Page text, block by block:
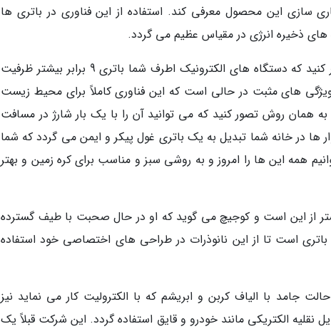
سازی این محصول معرفی کند. استفاده از این فناوری در باتری ها
آرمان کوجیچ، مدیرعامل شرکت نانوم می گوید: تصور کنید که دستگاه های الکترونیک اطرف شما باتری 9 برابر بیشتر ظرفیت
های مثبت در حالی است که این فناوری کاملاً برای محیط زیست
همان روش تصور کنید که می توانید آن را با یک بار شارژ در مسافت
ها در خانه شما تبدیل به یک باتری غول پیکر و ایمن می گردد که شما
همه این ها را امروز و به روشی سبز و مناسب برای کره زمین و بهتر
از این است و کوجیچ می گوید که او در حال صحبت با طیف گسترده
است تا از این نانوذرات در طراحی های اختصاصی خود استفاده
جامد با الیاف کربن و ابریشم که با الکترولیت کار می نماید نیز
نقلیه الکتریکی مانند خودرو و قایق استفاده گردد. این شرکت قبلاً یک